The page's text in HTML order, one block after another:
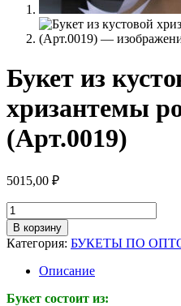
Букет из
хризантемы
(Арт.0019)
5015,00 ₽
Количество
товара
Букет
из
кустовой
хризантемы
ромашки
В корзину
Категория: БУКЕТЫ ПО
Описание
Букет состоит из: